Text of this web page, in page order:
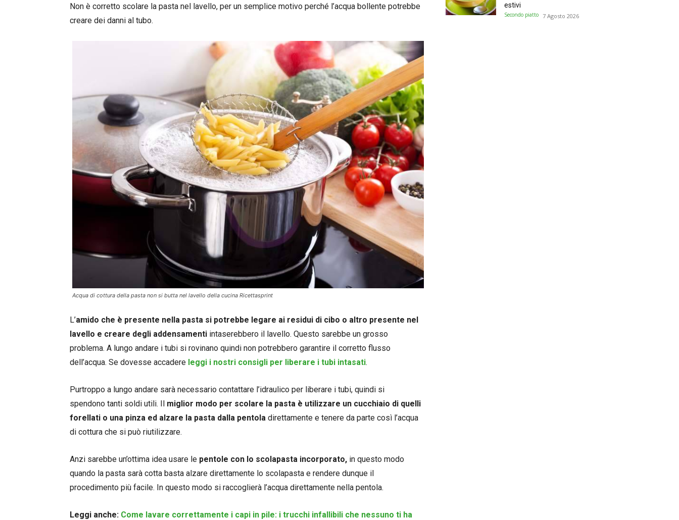
Non è corretto scolare la pasta nel lavello, per un semplice motivo perché l’acqua bollente potrebbe
creare dei danni al tubo.
Acqua di cottura della pasta non si butta nel lavello della cucina Ricettasprint
L’amido che è presente nella pasta si potrebbe legare ai residui di cibo o altro presente nel
lavello e creare degli addensamenti intaserebbero il lavello. Questo sarebbe un grosso
problema. A lungo andare i tubi si rovinano quindi non potrebbero garantire il corretto flusso
dell’acqua. Se dovesse accadere leggi i nostri consigli per liberare i tubi intasati.
Purtroppo a lungo andare sarà necessario contattare l’idraulico per liberare i tubi, quindi si
spendono tanti soldi utili. Il miglior modo per scolare la pasta è utilizzare un cucchiaio di quelli
forellati o una pinza ed alzare la pasta dalla pentola direttamente e tenere da parte così l’acqua
di cottura che si può riutilizzare.
Anzi sarebbe un’ottima idea usare le pentole con lo scolapasta incorporato, in questo modo
quando la pasta sarà cotta basta alzare direttamente lo scolapasta e rendere dunque il
procedimento più facile. In questo modo si raccoglierà l’acqua direttamente nella pentola.
Leggi anche: Come lavare correttamente i capi in pile: i trucchi infallibili che nessuno ti ha
estivi
Secondo piatto 7 Agosto 2026